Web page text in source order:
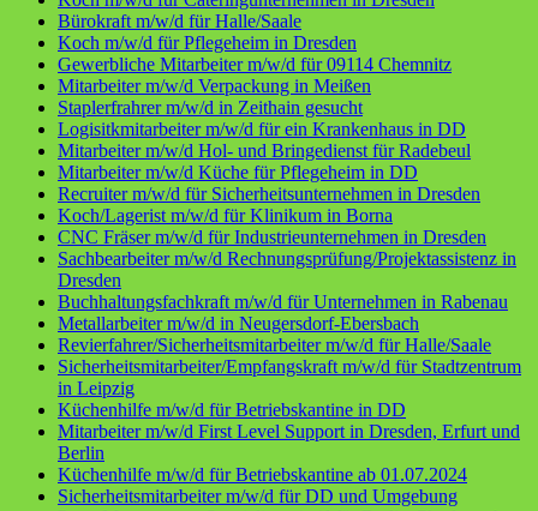
Bürokraft m/w/d für Halle/Saale
Koch m/w/d für Pflegeheim in Dresden
Gewerbliche Mitarbeiter m/w/d für 09114 Chemnitz
Mitarbeiter m/w/d Verpackung in Meißen
Staplerfrahrer m/w/d in Zeithain gesucht
Logisitkmitarbeiter m/w/d für ein Krankenhaus in DD
Mitarbeiter m/w/d Hol- und Bringedienst für Radebeul
Mitarbeiter m/w/d Küche für Pflegeheim in DD
Recruiter m/w/d für Sicherheitsunternehmen in Dresden
Koch/Lagerist m/w/d für Klinikum in Borna
CNC Fräser m/w/d für Industrieunternehmen in Dresden
Sachbearbeiter m/w/d Rechnungsprüfung/Projektassistenz in
Dresden
Buchhaltungsfachkraft m/w/d für Unternehmen in Rabenau
Metallarbeiter m/w/d in Neugersdorf-Ebersbach
Revierfahrer/Sicherheitsmitarbeiter m/w/d für Halle/Saale
Sicherheitsmitarbeiter/Empfangskraft m/w/d für Stadtzentrum
in Leipzig
Küchenhilfe m/w/d für Betriebskantine in DD
Mitarbeiter m/w/d First Level Support in Dresden, Erfurt und
Berlin
Küchenhilfe m/w/d für Betriebskantine ab 01.07.2024
Sicherheitsmitarbeiter m/w/d für DD und Umgebung